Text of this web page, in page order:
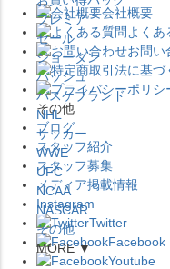
会社概要
よくあ
お問い
その他
ブログ
スタッフ紹介
スタッフ募集
メディア掲載情報
Instagram
Twitter
Facebook
Youtube
プレミア
セール
ジョーダン
バッシュ
バスケブランド
NHL
サッカー
WWE
UFC
NCAA
NASCAR
その他
MORE ▼